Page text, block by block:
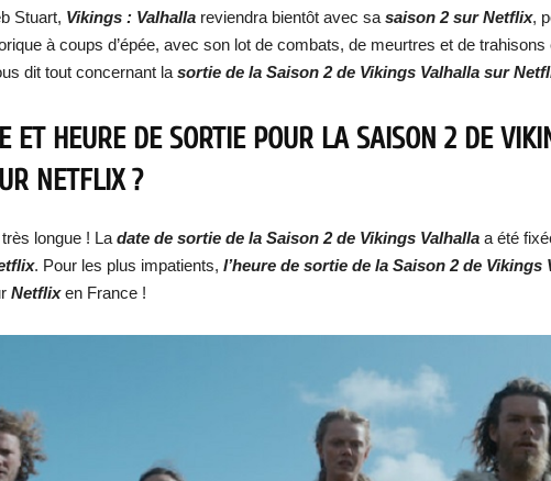
Stuart, Vikings : Valhalla reviendra bientôt avec sa saison 2 sur Netflix,
à coups d’épée, avec son lot de combats, de meurtres et de trahisons
dit tout concernant la sortie de la Saison 2 de Vikings Valhalla sur
ET HEURE DE SORTIE POUR LA SAISON 2 DE
NETFLIX ?
très longue ! La date de sortie de la Saison 2 de Vikings Valhalla a été
. Pour les plus impatients, l’heure de sortie de la Saison 2 de Vikings
Netflixen France !